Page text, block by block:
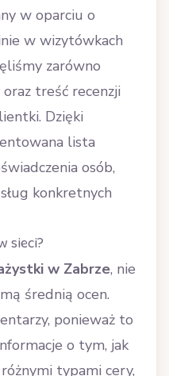
w oparciu o
w wizytówkach
zarówno
treść recenzji
Dzięki
lista
osób,
konkretnych
sieci?
w Zabrze, nie
średnią ocen.
ponieważ to
o tym, jak
typami cery,